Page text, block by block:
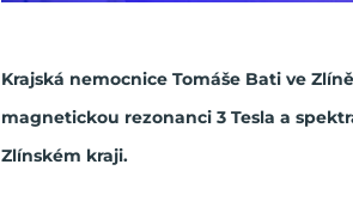
Krajská nemocnice Tomáše Bati ve
magnetickou rezonanci 3 Tesla a
Zlínském kraji.